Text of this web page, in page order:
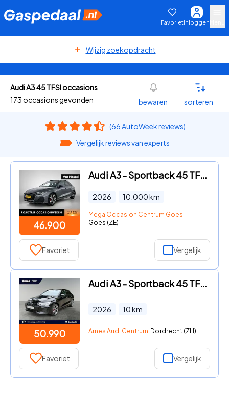
FavorietInloggen
Wijzig zoekopdracht
Audi A3 45 TFSI occasions
173 occasions gevonden
bewaren sorteren
(66 AutoWeek reviews)
Vergelijk reviews van experts
46.900
Audi A3 - Sportback 45 TFSI e S edition Competition | Automaat | Panor
2026 10.000km
Mega Occasion Centrum Goes
Goes (ZE)
Favoriet Vergelijk
50.990
Audi A3 - Sportback 45 TFSI e S edition Competition
2026 10km
Ames Audi Centrum Dordrecht (ZH)
Favoriet Vergelijk